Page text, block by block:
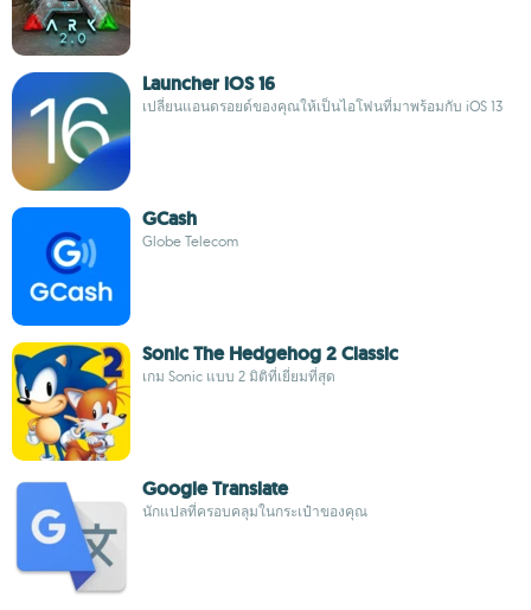
Launcher iOS 16
เปลี่ยนแอนดรอยด์ของคุณให้เป็นไอโฟนที่มาพร้อมกับ iOS 13
GCash
Globe Telecom
Sonic The Hedgehog 2 Classic
เกม Sonic แบบ 2 มิติที่เยี่ยมที่สุด
Google Translate
นักแปลที่ครอบคลุมในกระเป๋าของคุณ